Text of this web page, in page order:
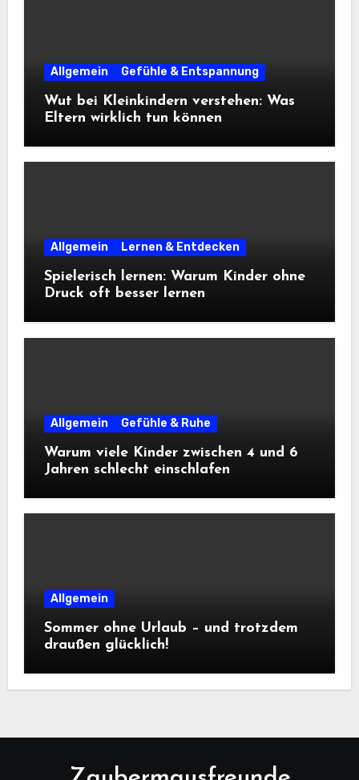
Allgemein Gefühle & Entspannung
Wut bei Kleinkindern verstehen: Was
Eltern wirklich tun können
Allgemein Lernen & Entdecken
Spielerisch lernen: Warum Kinder ohne
Druck oft besser lernen
Allgemein Gefühle & Ruhe
Warum viele Kinder zwischen 4 und 6
Jahren schlecht einschlafen
Allgemein
Sommer ohne Urlaub – und trotzdem
draußen glücklich!